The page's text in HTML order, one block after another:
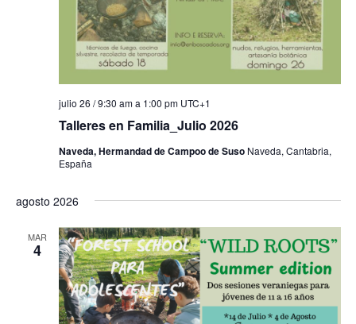
Talleres en Familia_Julio 2026
julio 26 / 9:30 ama 1:00 pm UTC+1
Naveda, Hermandad de Campoo de Suso Naveda, Cantabria,
España
agosto 2026
MAR
4